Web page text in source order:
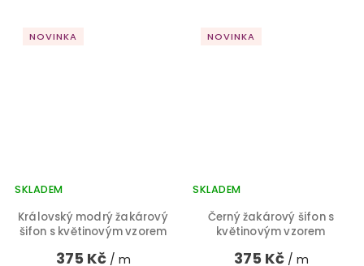
NOVINKA
Královský modrý žakárový
šifon s květinovým vzorem
SKLADEM
375 Kč / m
NOVINKA
Černý žakárový šifon s
květinovým vzorem
SKLADEM
375 Kč / m